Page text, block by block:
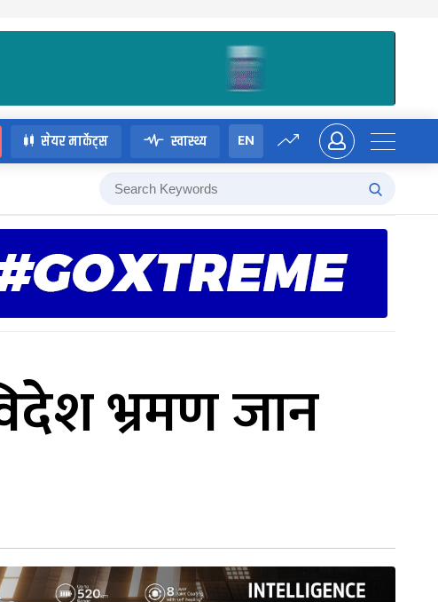
सेयर मार्केट्स स्वास्थ्य EN
भ्रमण जान